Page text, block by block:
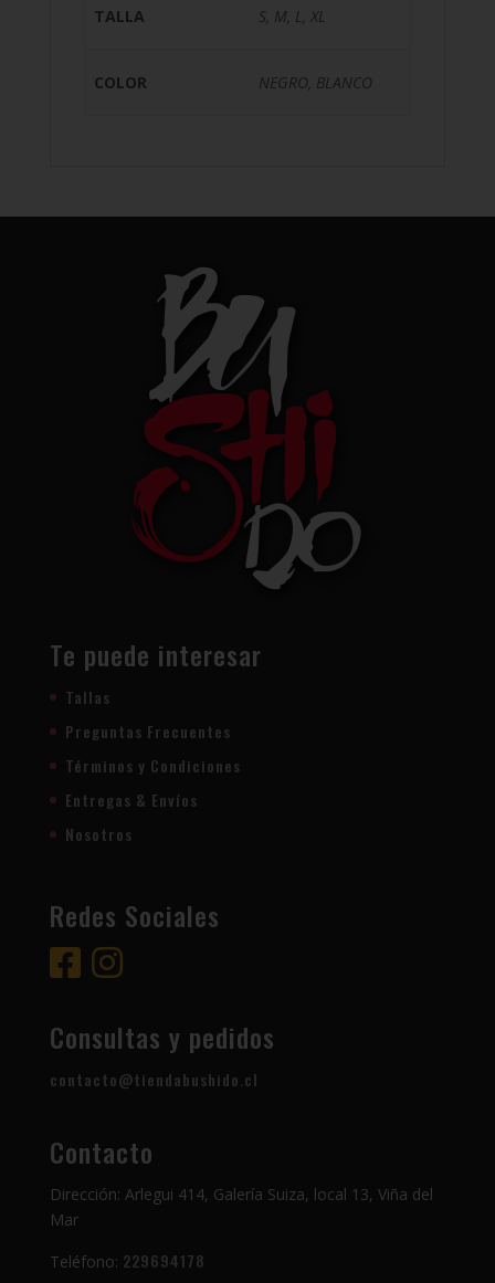
TALLA S, M, L, XL
COLOR NEGRO, BLANCO
Te puede interesar
Tallas
Preguntas Frecuentes
Términos y Condiciones
Entregas & Envíos
Nosotros
Redes Sociales
Consultas y pedidos
contacto@tiendabushido.cl
Contacto
Dirección: Arlegui 414, Galería Suiza, local 13, Viña del
Mar
Teléfono: 229694178